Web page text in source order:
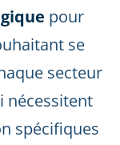
pour
se
secteur
nécessitent
spécifiques